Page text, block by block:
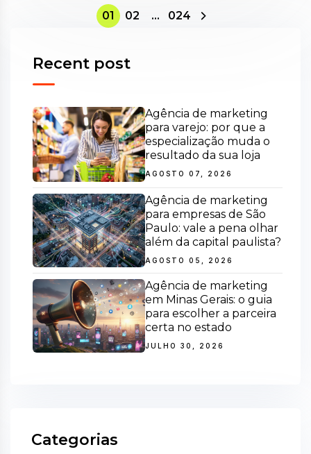
01 02 … 024
Recent post
Agência de marketing
para varejo: por que a
especialização muda o
resultado da sua loja
AGOSTO 07, 2026
Agência de marketing
para empresas de São
Paulo: vale a pena olhar
além da capital paulista?
AGOSTO 05, 2026
Agência de marketing
em Minas Gerais: o guia
para escolher a parceira
certa no estado
JULHO 30, 2026
Categorias